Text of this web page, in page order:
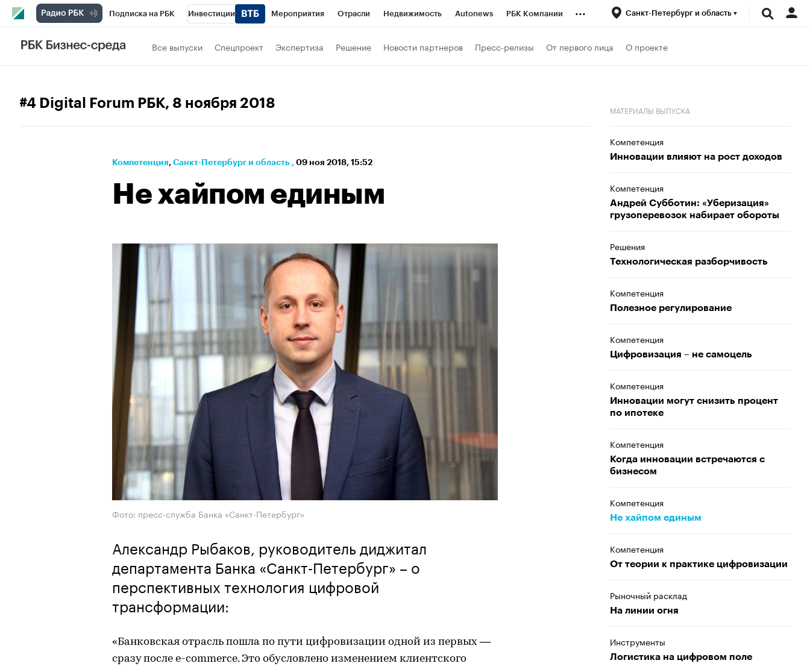
Подписка на РБК Инвестиции Мероприятия Отрасли Недвижимость Autonews РБК Компании
Телеканал
Кредитные рейтинги
... Санкт-Петербург и область
Все выпуски Спецпроект Экспертиза Решение Новости партнеров Пресс-релизы От первого лица О проекте
#4 Digital Forum РБК, 8 ноября 2018
Компетенция⁠, Санкт-Петербург и область , 09 ноя 2018, 15:52
Не хайпом единым
Фото: пресс-служба Банка «Санкт-Петербург»
Александр Рыбаков, руководитель диджитал
департамента Банка «Санкт-Петербург» – о
перспективных технология цифровой
трансформации:
«Банковская отрасль пошла по пути цифровизации одной из первых —
сразу после e-commerce. Это обусловлено изменением клиентского
МАТЕРИАЛЫ ВЫПУСКА
Компетенция
Инновации влияют на рост доходов
Компетенция
Андрей Субботин: «Уберизация»
грузоперевозок набирает обороты
Решения
Технологическая разборчивость
Компетенция
Полезное регулирование
Компетенция
Цифровизация – не самоцель
Компетенция
Инновации могут снизить процент
по ипотеке
Компетенция
Когда инновации встречаются с
бизнесом
Компетенция
Не хайпом единым
Компетенция
От теории к практике цифровизации
Рыночный расклад
На линии огня
Инструменты
Логистика на цифровом поле